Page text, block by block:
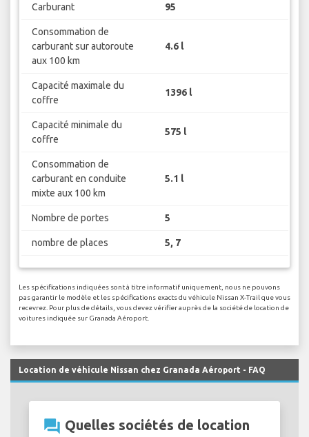
Carburant 95
Consommation de
carburant sur autoroute
aux 100 km
4.6 l
Capacité maximale du
coffre
1396 l
Capacité minimale du
coffre
575 l
Consommation de
carburant en conduite
mixte aux 100 km
5.1 l
Nombre de portes 5
nombre de places 5, 7
Les spécifications indiquées sont à titre informatif uniquement, nous ne pouvons
pas garantir le modèle et les spécifications exacts du véhicule Nissan X-Trail que vous
recevrez. Pour plus de détails, vous devez vérifier auprès de la société de location de
voitures indiquée sur Granada Aéroport.
Location de véhicule Nissan chez Granada Aéroport - FAQ
question_answer Quelles sociétés de location